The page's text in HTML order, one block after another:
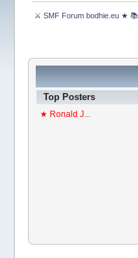
⚔ SMF Forum bodhie.eu ★
Top Posters
★ Ronald J...